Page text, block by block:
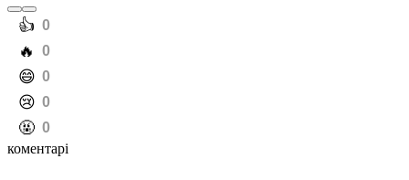
️👍 0
️🔥 0
️😄 0
️😢 0
️🤬 0
коментарі